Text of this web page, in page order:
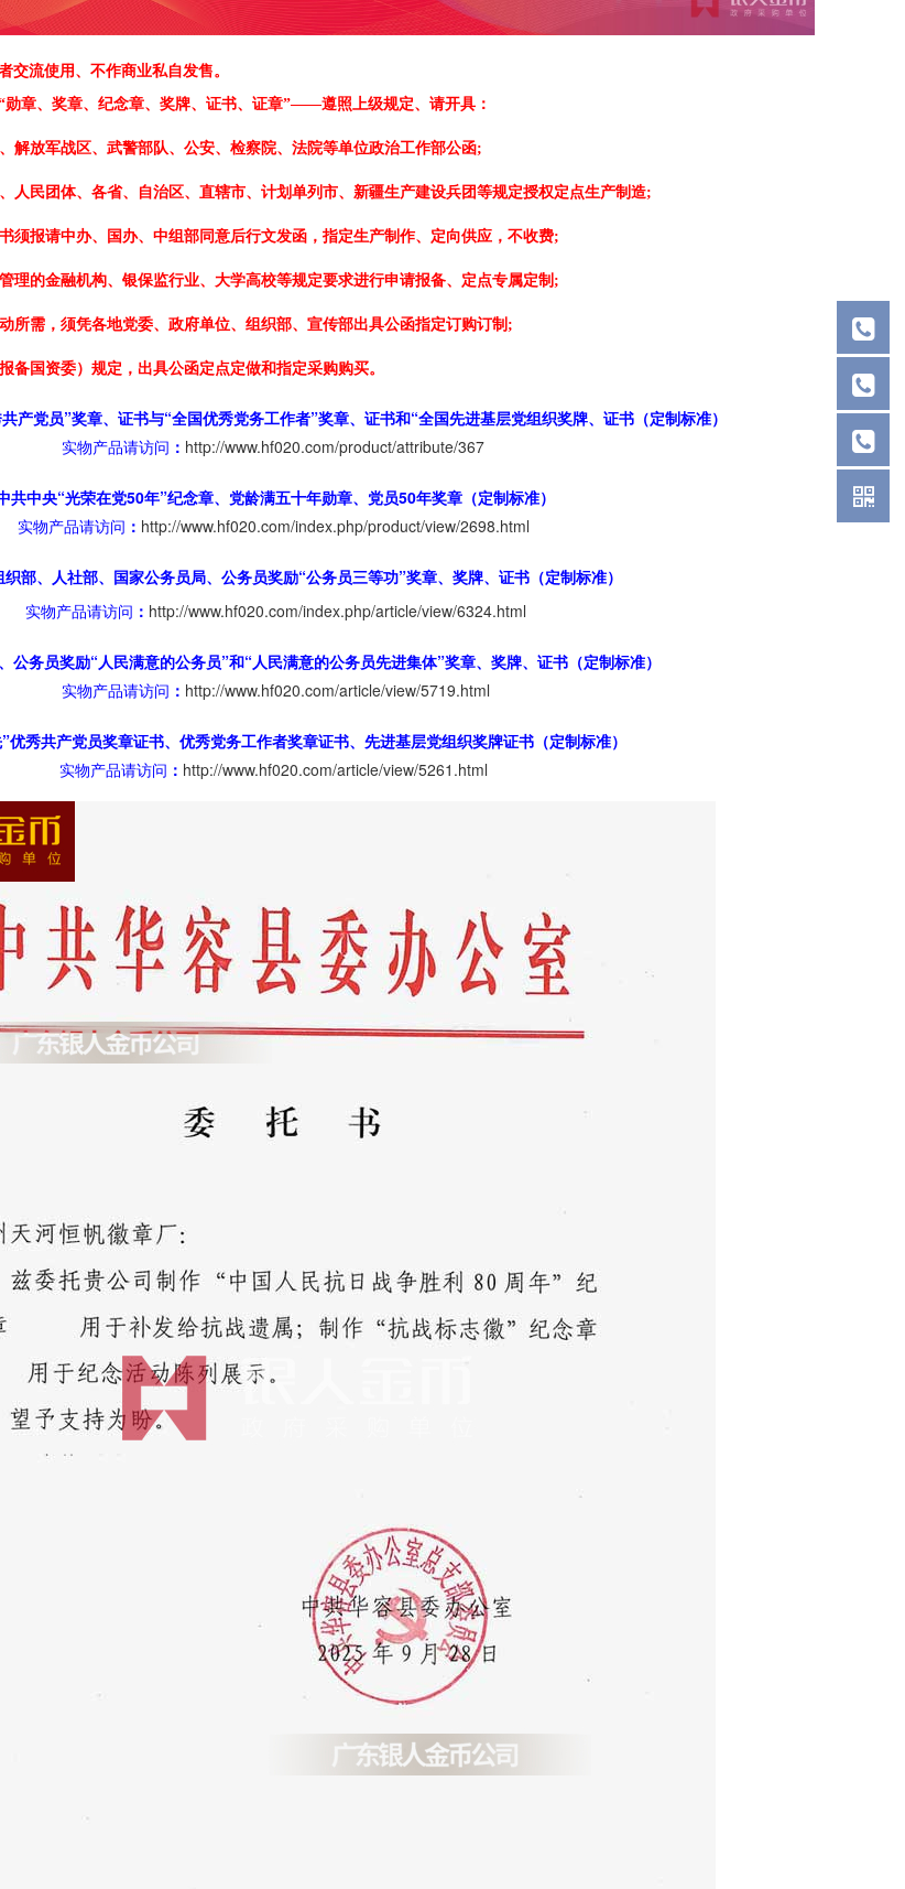
交流使用、不作商业私自发售。
勋章、奖章、纪念章、奖牌、证书、证章”——遵照上级规定、请开具：
解放军战区、武警部队、公安、检察院、法院等单位政治工作部公函;
人民团体、各省、自治区、直辖市、计划单列市、新疆生产建设兵团等规定授权定点生产制造;
须报请中办、国办、中组部同意后行文发函，指定生产制作、定向供应，不收费;
理的金融机构、银保监行业、大学高校等规定要求进行申请报备、定点专属定制;
所需，须凭各地党委、政府单位、组织部、宣传部出具公函指定订购订制;
备国资委）规定，出具公函定点定做和指定采购购买。
产党员”奖章、证书与“全国优秀党务工作者”奖章、证书和“全国先进基层党组织奖牌、证书（定制标准）
实物产品请访问 ： http://www.hf020.com/product/attribute/367
共中央“光荣在党50年”纪念章、党龄满五十年勋章、党员50年奖章（定制标准）
实物产品请访问 ： http://www.hf020.com/index.php/product/view/2698.html
部、人社部、国家公务员局、公务员奖励“公务员三等功”奖章、奖牌、证书（定制标准）
实物产品请访问 ： http://www.hf020.com/index.php/article/view/6324.html
公务员奖励“人民满意的公务员”和“人民满意的公务员先进集体”奖章、奖牌、证书（定制标准）
实物产品请访问 ： http://www.hf020.com/article/view/5719.html
优秀共产党员奖章证书、优秀党务工作者奖章证书、先进基层党组织奖牌证书（定制标准）
实物产品请访问 ： http://www.hf020.com/article/view/5261.html